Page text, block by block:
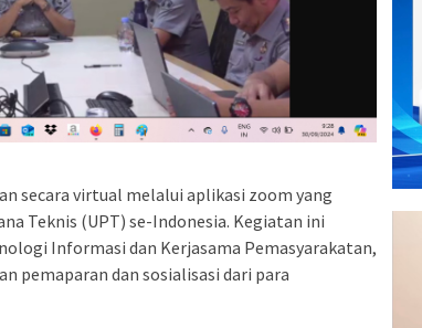
secara virtual melalui aplikasi zoom yang
Teknis (UPT) se-Indonesia. Kegiatan ini
Informasi dan Kerjasama Pemasyarakatan,
pemaparan dan sosialisasi dari para